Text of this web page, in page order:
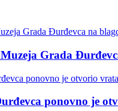
Grada
ponovno je